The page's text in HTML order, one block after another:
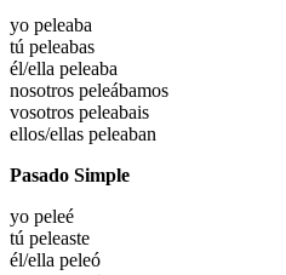
yo peleaba
tú peleabas
él/ella peleaba
nosotros peleábamos
vosotros peleabais
ellos/ellas peleaban
Pasado Simple
yo peleé
tú peleaste
él/ella peleó